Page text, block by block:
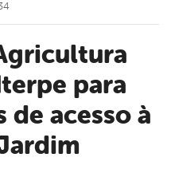
para
de acesso à